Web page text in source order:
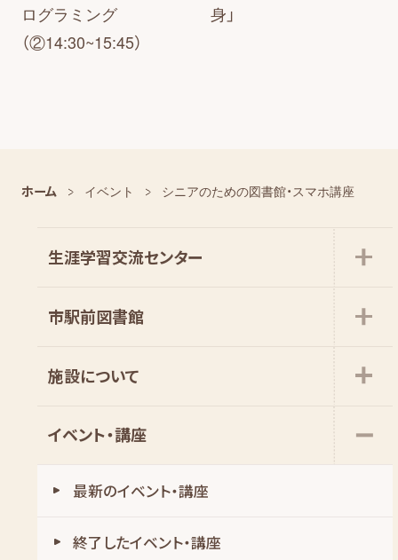
ログラミング
（②14:30~15:45）
身」
ホーム イベント シニアのための図書館・スマホ講座
生涯学習交流センター
市駅前図書館
施設について
イベント・講座
最新のイベント・講座